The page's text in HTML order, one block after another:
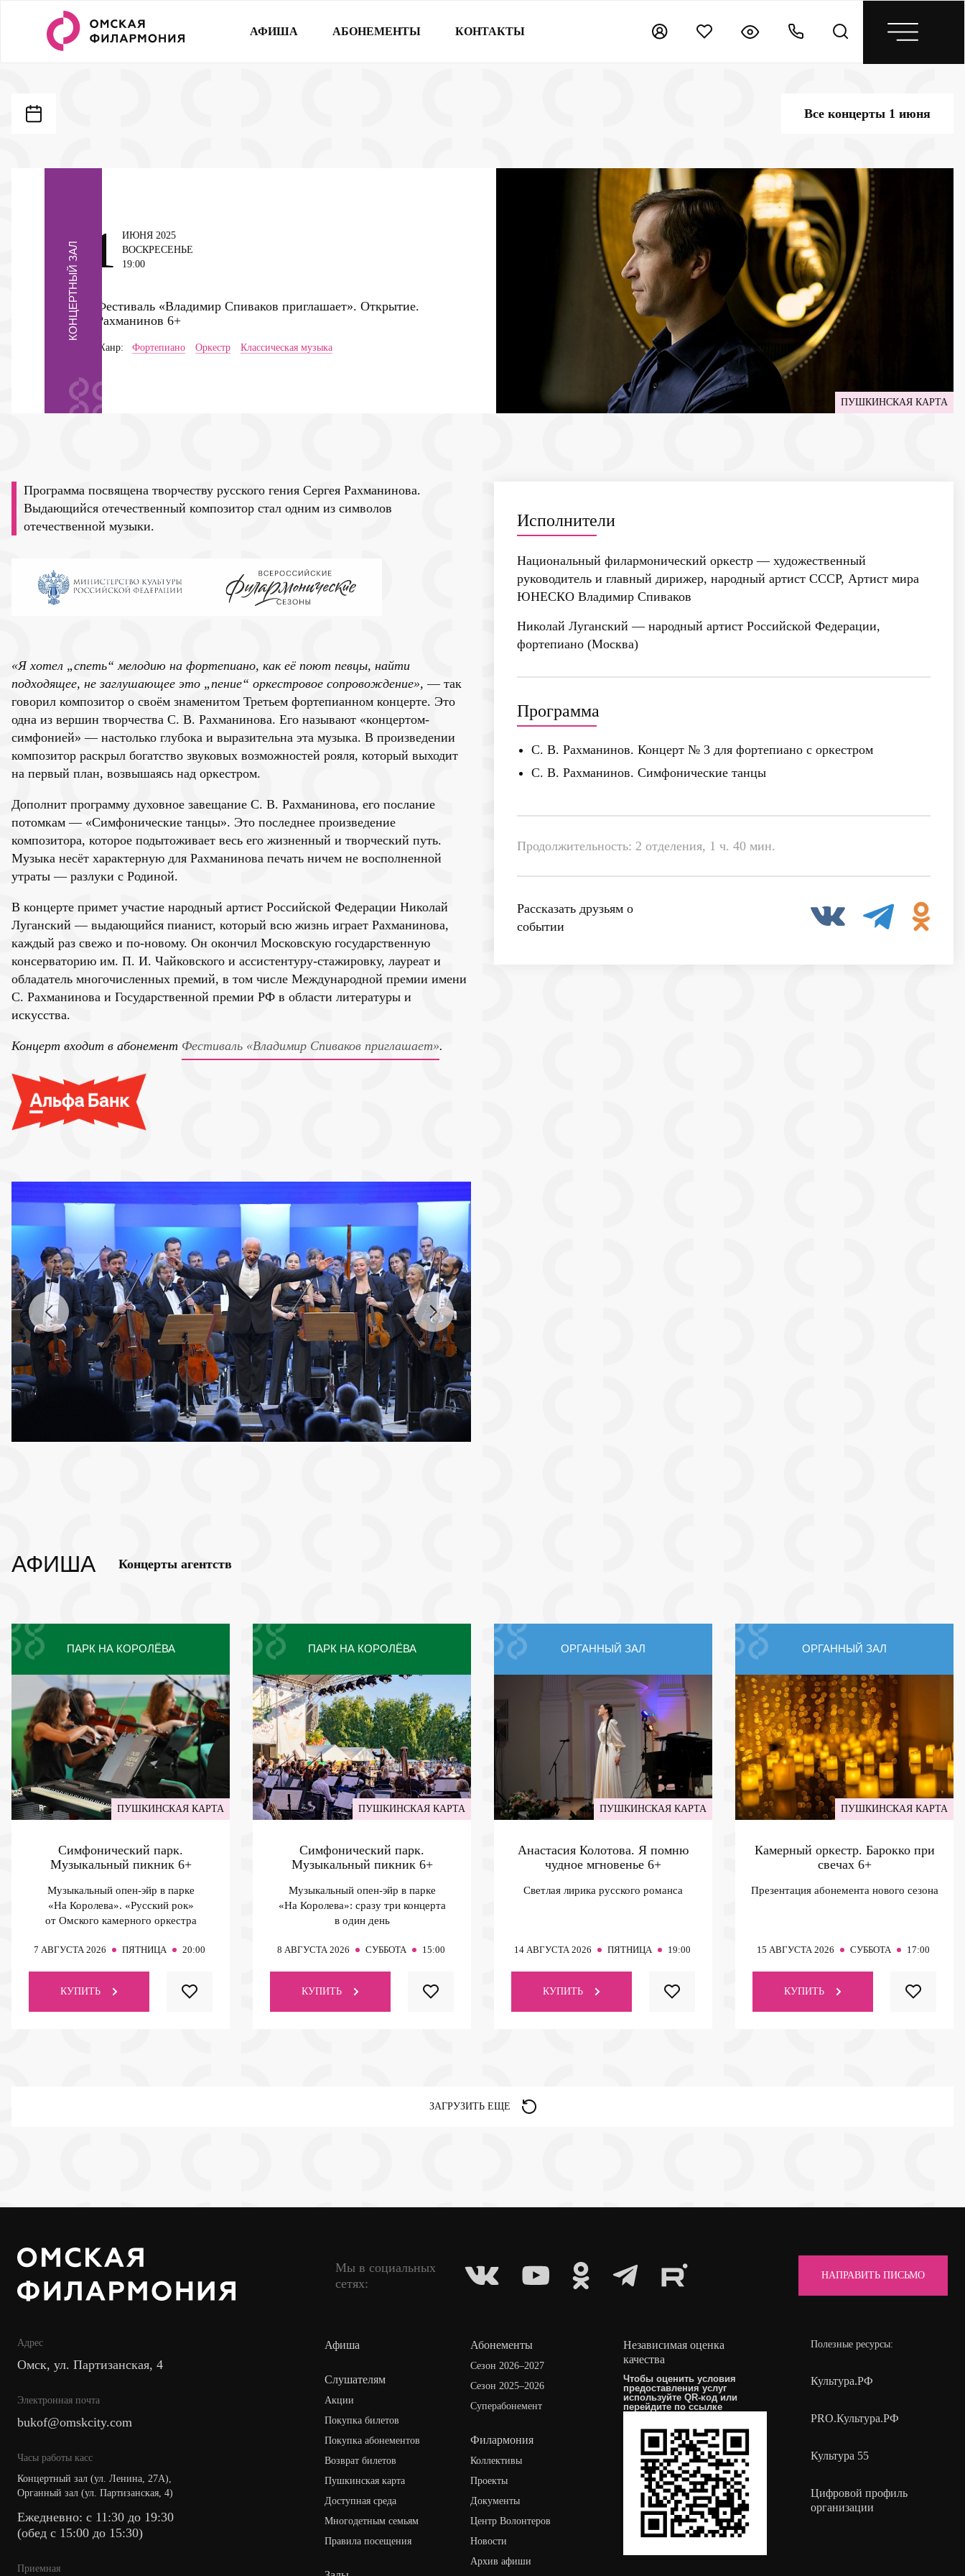
АФИША АБОНЕМЕНТЫ КОНТАКТЫ
Все концерты 1 июня
КОНЦЕРТНЫЙ ЗАЛ
ПУШКИНСКАЯ КАРТА
Фестиваль «Владимир Спиваков приглашает». Открытие.
Рахманинов 6+
Жанр: Фортепиано Оркестр Классическая музыка
1
ИЮНЯ 2025
ВОСКРЕСЕНЬЕ
19:00
Программа посвящена творчеству русского гения Сергея Рахманинова.
Выдающийся отечественный композитор стал одним из символов
отечественной музыки.
«Я хотел „спеть“ мелодию на фортепиано, как её поют певцы, найти
подходящее, не заглушающее это „пение“ оркестровое сопровождение», — так
говорил композитор о своём знаменитом Третьем фортепианном концерте. Это
одна из вершин творчества С. В. Рахманинова. Его называют «концертом-
симфонией» — настолько глубока и выразительна эта музыка. В произведении
композитор раскрыл богатство звуковых возможностей рояля, который выходит
на первый план, возвышаясь над оркестром.
Дополнит программу духовное завещание С. В. Рахманинова, его послание
потомкам — «Симфонические танцы». Это последнее произведение
композитора, которое подытоживает весь его жизненный и творческий путь.
Музыка несёт характерную для Рахманинова печать ничем не восполненной
утраты — разлуки с Родиной.
В концерте примет участие народный артист Российской Федерации Николай
Луганский — выдающийся пианист, который всю жизнь играет Рахманинова,
каждый раз свежо и по-новому. Он окончил Московскую государственную
консерваторию им. П. И. Чайковского и ассистентуру-стажировку, лауреат и
обладатель многочисленных премий, в том числе Международной премии имени
С. Рахманинова и Государственной премии РФ в области литературы и
искусства.
Концерт входит в абонемент Фестиваль «Владимир Спиваков приглашает».
Исполнители
Национальный филармонический оркестр — художественный
руководитель и главный дирижер, народный артист СССР, Артист мира
ЮНЕСКО Владимир Спиваков
Николай Луганский — народный артист Российской Федерации,
фортепиано (Москва)
Программа
С. В. Рахманинов. Концерт № 3 для фортепиано с оркестром
С. В. Рахманинов. Симфонические танцы
Продолжительность: 2 отделения, 1 ч. 40 мин.
Рассказать друзьям о
событии
АФИША Концерты агентств
ПАРК НА КОРОЛЁВА
ПУШКИНСКАЯ КАРТА
Симфонический парк.
Музыкальный пикник 6+
Музыкальный опен-эйр в парке
«На Королева». «Русский рок»
от Омского камерного оркестра
7 АВГУСТА 2026 ПЯТНИЦА 20:00
КУПИТЬ
ПАРК НА КОРОЛЁВА
ПУШКИНСКАЯ КАРТА
Симфонический парк.
Музыкальный пикник 6+
Музыкальный опен-эйр в парке
«На Королева»: сразу три концерта
в один день
8 АВГУСТА 2026 СУББОТА 15:00
КУПИТЬ
ОРГАННЫЙ ЗАЛ
ПУШКИНСКАЯ КАРТА
Анастасия Колотова. Я помню
чудное мгновенье 6+
Светлая лирика русского романса
14 АВГУСТА 2026 ПЯТНИЦА 19:00
КУПИТЬ
ОРГАННЫЙ ЗАЛ
ПУШКИНСКАЯ КАРТА
Камерный оркестр. Барокко при
свечах 6+
Презентация абонемента нового сезона
15 АВГУСТА 2026 СУББОТА 17:00
КУПИТЬ
ЗАГРУЗИТЬ ЕЩЕ
Мы в социальных
сетях:
НАПРАВИТЬ ПИСЬМО
Адрес
Омск, ул. Партизанская, 4
Электронная почта
bukof@omskcity.com
Часы работы касс
Концертный зал (ул. Ленина, 27А),
Органный зал (ул. Партизанская, 4)
Ежедневно: с 11:30 до 19:30
(обед с 15:00 до 15:30)
Приемная
Афиша
Слушателям
Акции
Покупка билетов
Покупка абонементов
Возврат билетов
Пушкинская карта
Доступная среда
Многодетным семьям
Правила посещения
Абонементы
Сезон 2026–2027
Сезон 2025–2026
Суперабонемент
Филармония
Коллективы
Проекты
Документы
Центр Волонтеров
Новости
Архив афиши
Независимая оценка
качества
Чтобы оценить условия
предоставления услуг
используйте QR-код или
перейдите поссылке
Полезные ресурсы:
Культура.РФ
PRO.Культура.РФ
Культура 55
Цифровой профиль
организации